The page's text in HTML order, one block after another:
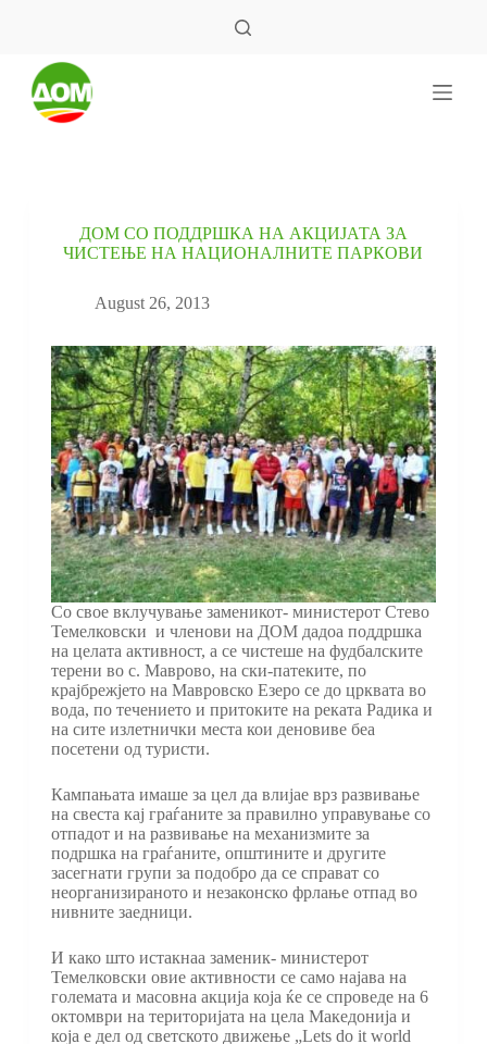
ДОМ СО ПОДДРШКА НА АКЦИЈАТА ЗА
ЧИСТЕЊЕ НА НАЦИОНАЛНИТЕ ПАРКОВИ
August 26, 2013
Со свое вклучување заменикот- министерот Стево
Темелковски и членови на ДОМ дадоа поддршка
на целата активност, а се чистеше на фудбалските
терени во с. Маврово, на ски-патеките, по
крајбрежјето на Мавровско Езеро се до црквата во
вода, по течението и притоките на реката Радика и
на сите излетнички места кои деновиве беа
посетени од туристи.
Кампањата имаше за цел да влијае врз развивање
на свеста кај граѓаните за правилно управување со
отпадот и на развивање на механизмите за
подршка на граѓаните, општините и другите
засегнати групи за подобро да се справат со
неорганизираното и незаконско фрлање отпад во
нивните заедници.
И како што истакнаа заменик- министерот
Темелковски овие активности се само најава на
големата и масовна акција која ќе се спроведе на 6
октомври на територијата на цела Македонија и
која е дел од светското движење „Lets do it world